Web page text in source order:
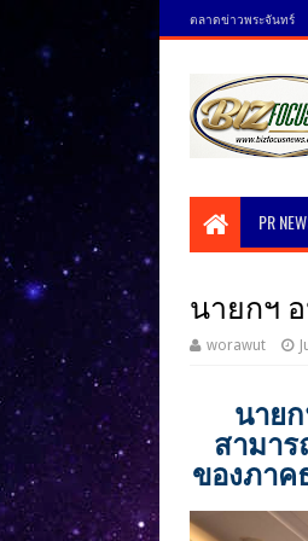
ตลาดข่าวพระจันทร์
PR
นายกฯ
worawut
นาย
สามา
ของภาค